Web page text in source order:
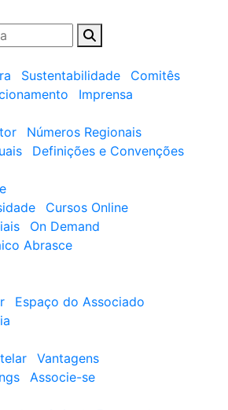
Sustentabilidade
Comitês
Imprensa
Números Regionais
Definições e Convenções
Cursos Online
On Demand
Abrasce
Espaço do Associado
Vantagens
Associe-se